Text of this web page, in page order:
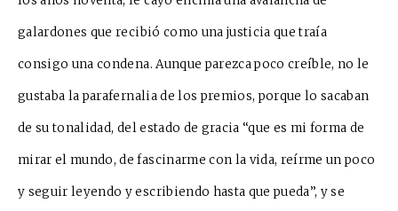
galardones que recibió como una justicia que traía
consigo una condena. Aunque parezca poco creíble, no le
gustaba la parafernalia de los premios, porque lo sacaban
desu tonalidad, del estado de gracia “que es mi forma de
mirar el mundo, de fascinarme con la vida, reírme un poco
y seguir leyendo y escribiendo hasta que pueda”, y se